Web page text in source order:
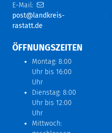
E-Mail:
post@landkreis-
rastatt.de
ÖFFNUNGSZEITEN
Montag: 8:00
Uhr bis 16:00
Uhr
Dienstag: 8:00
Uhr bis 12:00
Uhr
Mittwoch: